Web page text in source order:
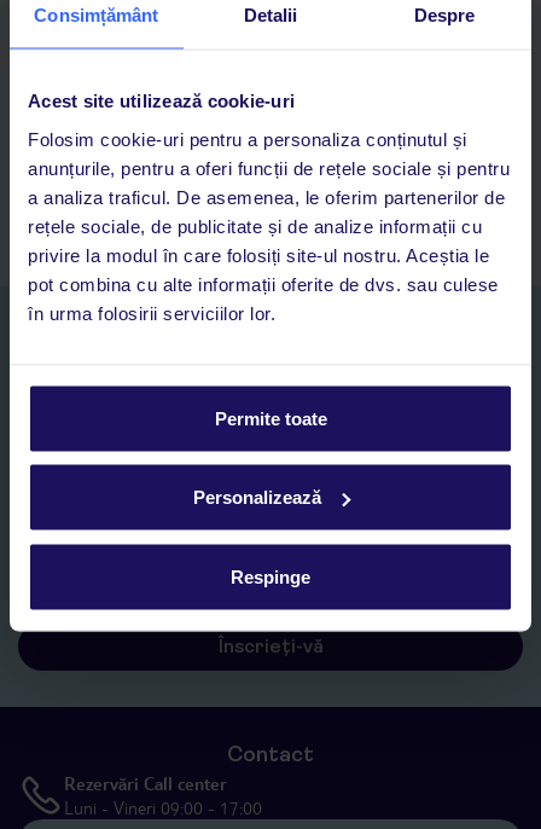
Consimțământ Detalii Despre
Acest site utilizează cookie-uri
Folosim cookie-uri pentru a personaliza conținutul și
anunțurile, pentru a oferi funcții de rețele sociale și pentru
a analiza traficul. De asemenea, le oferim partenerilor de
rețele sociale, de publicitate și de analize informații cu
privire la modul în care folosiți site-ul nostru. Aceștia le
pot combina cu alte informații oferite de dvs. sau culese
în urma folosirii serviciilor lor.
Permite toate
Personalizează
Respinge
Descarcă acum aplicația TUI
Adaugi la favorite vacanțele care îți plac și revii oricând la ele
Acces la rezervările curente pentru vacanțe și hoteluri, într-o
singură aplicație
Asistență 24/7 prin chat, pe toată durata vacanței
Abonați-vă la newsletter
Sunt de acord cu prelucrarea datelor mele personale de către TUI
, prin mijloace electronice de comunicare (e-mail),
inclusiv utilizarea așa-numitelor sisteme de apelare automată.
Înscrieți-vă
Contact
Rezervări Call center
Luni - Vineri 09:00 - 17:00